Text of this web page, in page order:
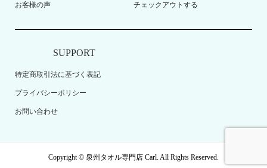
お客様の声 チェックアウトする
SUPPORT
特定商取引法に基づく表記
プライバシーポリシー
お問い合わせ
Copyright © 泉州タオル専門店 Carl. All Rights Reserved.